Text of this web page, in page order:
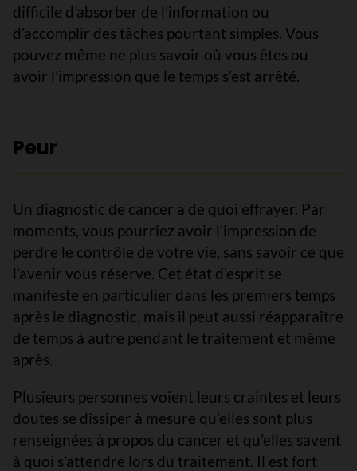
difficile d’absorber de l’information ou
d’accomplir des tâches pourtant simples. Vous
pouvez même ne plus savoir où vous êtes ou
avoir l’impression que le temps s’est arrêté.
Peur
Un diagnostic de cancer a de quoi effrayer. Par
moments, vous pourriez avoir l’impression de
perdre le contrôle de votre vie, sans savoir ce que
l’avenir vous réserve. Cet état d’esprit se
manifeste en particulier dans les premiers temps
après le diagnostic, mais il peut aussi réapparaître
de temps à autre pendant le traitement et même
après.
Plusieurs personnes voient leurs craintes et leurs
doutes se dissiper à mesure qu’elles sont plus
renseignées à propos du cancer et qu’elles savent
à quoi s’attendre lors du traitement. Il est fort